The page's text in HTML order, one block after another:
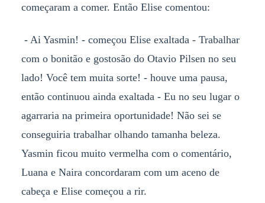
começaram a comer. Então Elise comentou:
- Ai Yasmin! - começou Elise exaltada - Trabalhar
com o bonitão e gostosão do Otavio Pilsen no seu
lado! Você tem muita sorte! - houve uma pausa,
então continuou ainda exaltada - Eu no seu lugar o
agarraria na primeira oportunidade! Não sei se
conseguiria trabalhar olhando tamanha beleza.
Yasmin ficou muito vermelha com o comentário,
Luana e Naira concordaram com um aceno de
cabeça e Elise começou a rir.